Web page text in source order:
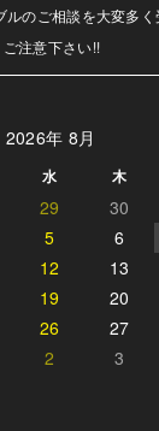
のご相談を大変多く
ご注意下さい!!
2026年 8月
水 木
29 30
5 6
12 13
19 20
26 27
2 3